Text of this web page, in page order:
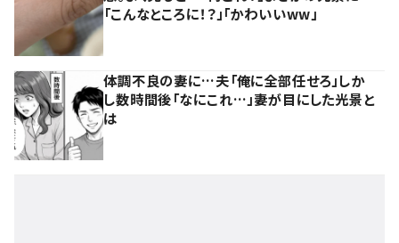
「こんなところに！？」「かわいいww」
体調不良の妻に…夫「俺に全部任せろ」しか
し数時間後「なにこれ…」妻が目にした光景と
は